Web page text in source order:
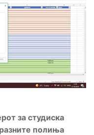
за студиска
полиња